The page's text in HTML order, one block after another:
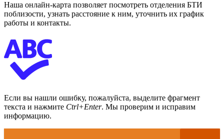
Наша онлайн-карта позволяет посмотреть отделения БТИ
поблизости, узнать расстояние к ним, уточнить их график
работы и контакты.
Если вы нашли ошибку, пожалуйста, выделите фрагмент
текста и нажмите Ctrl+Enter. Мы проверим и исправим
информацию.